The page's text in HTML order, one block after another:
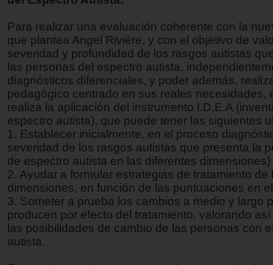
Para realizar una evaluación coherente con la
que plantea Angel Rivière, y con el objetivo de
severidad y profundidad de los rasgos autistas
las personas del espectro autista,
diagnósticos diferenciales, y poder además,
pedagógico centrado en sus reales necesidades,
realiza la aplicación del instrumento I.D.E.A
espectro autista), que puede tener las siguientes
1. Establecer inicialmente, en el proceso
severidad de los rasgos autistas que presenta la
de espectro autista en las diferentes dimensiones)
2. Ayudar a formular estrategias de tratamiento de
dimensiones, en función de las puntuaciones en
3. Someter a prueba los cambios a medio y largo
producen por efecto del tratamiento, valorando
las posibilidades de cambio de las personas con
autista.